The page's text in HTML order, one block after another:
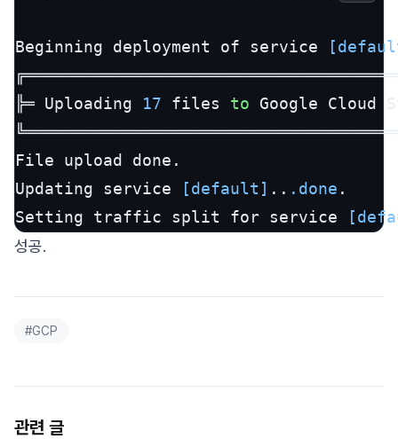
Beginning deployment of service
╠═ Uploading 17 files to Google
File upload done.
Updating service
[default] .. .done .
Setting traffic split for service
성공.
#GCP
관련 글